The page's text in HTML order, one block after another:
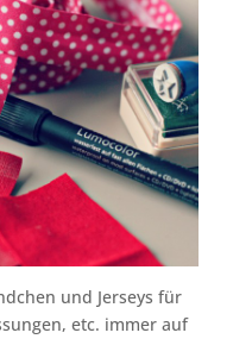
und Jerseys für
etc. immer auf